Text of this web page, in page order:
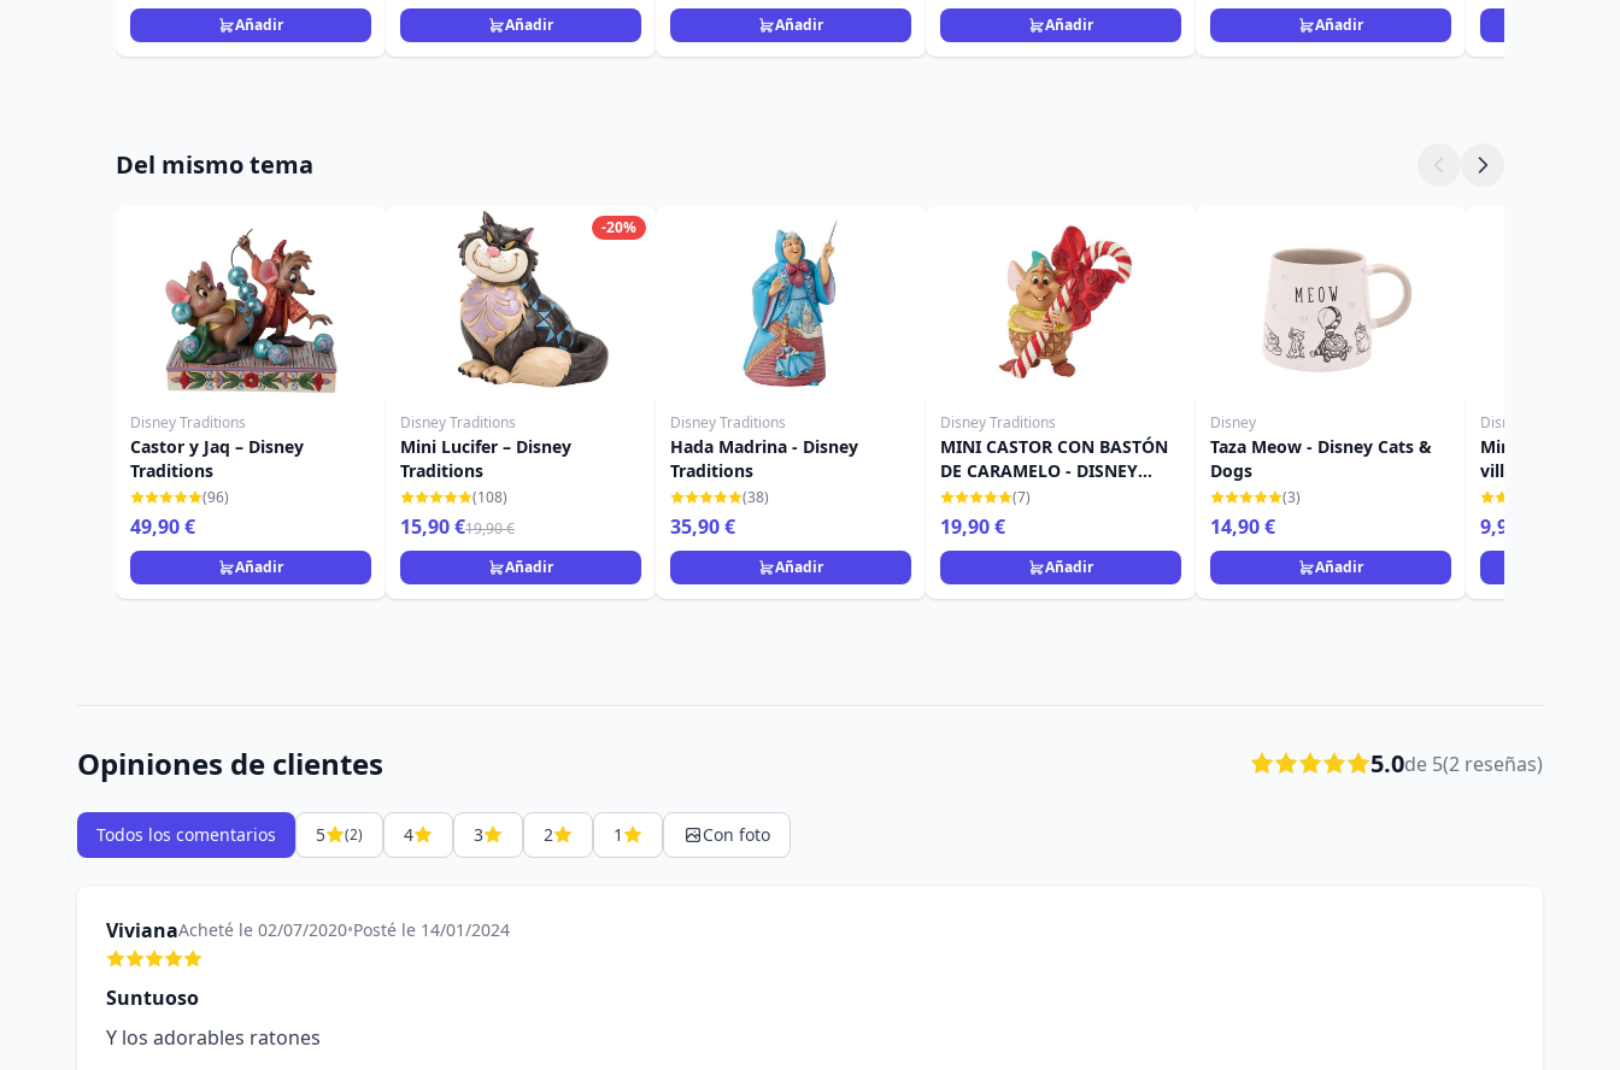
Añadir Añadir
Añadir
Añadir
Añadir
Del mismo tema
Disney Traditions
Castor y Jaq – Disney
Traditions
(96)
49,90 €
Añadir
-20%
Disney Traditions
Mini Lucifer – Disney
Traditions
(108)
15,90 €19,90 €
Añadir
Disney Traditions
Hada Madrina - Disney
Traditions
(38)
35,90 €
Añadir
Disney Traditions
MINI CASTOR CON BASTÓN
DE CARAMELO - DISNEY
TRADITIONS
(7)
19,90 €
Añadir
Disney
Taza Meow - Disney Cats &
Dogs
(3)
14,90 €
Añadir
Disney
Minifigura
villanos - Disney
9,90 €
Opiniones de clientes 5.0de 5(2 reseñas)
Todos los comentarios 5 (2) 4 3 2 1 Con foto
VivianaAcheté le 02/07/2020•Posté le 14/01/2024
Suntuoso
Y los adorables ratones